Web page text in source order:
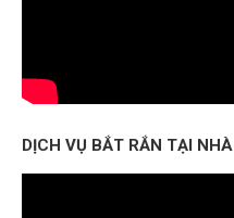
DỊCH VỤ BẮT RẮN TẠI NHÀ